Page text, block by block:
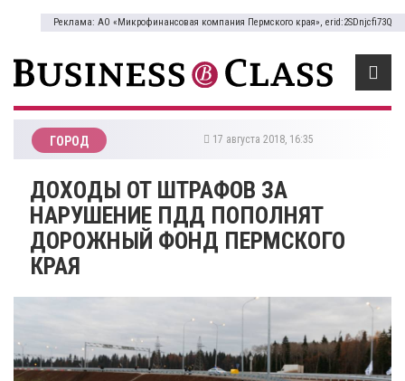
Реклама: АО «Микрофинансовая компания Пермского края», erid:2SDnjcfi73Q
ГОРОД 17 августа 2018, 16:35
ДОХОДЫ ОТ ШТРАФОВ ЗА
НАРУШЕНИЕ ПДД ПОПОЛНЯТ
ДОРОЖНЫЙ ФОНД ПЕРМСКОГО
КРАЯ